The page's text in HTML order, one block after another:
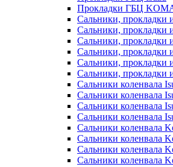
Прокладки ГБЦ
Сальники, прокладки
Сальники, прокладки
Сальники, прокладки
Сальники, прокладки
Сальники, прокладки
Сальники, прокладки
Сальники коленвала
Сальники коленвала
Сальники коленвала
Сальники коленвала
Сальники коленвала
Сальники коленвала
Сальники коленвала
Сальники коленвала